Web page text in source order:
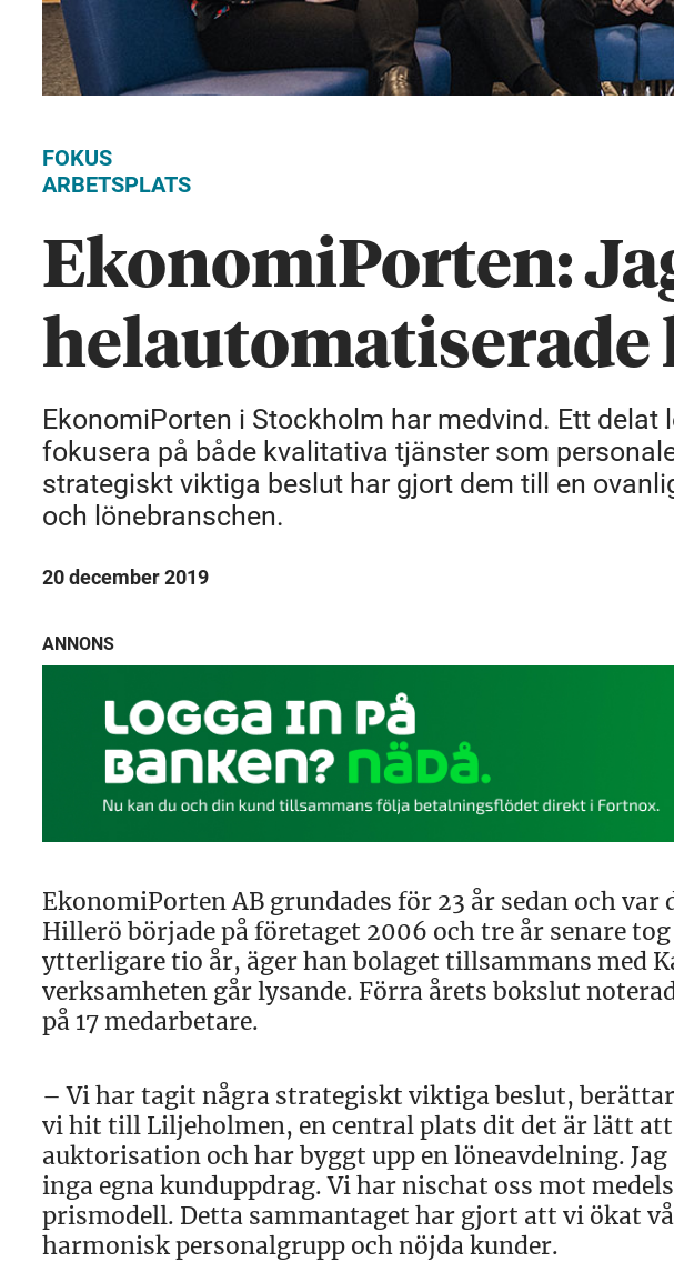
FOKUS
ARBETSPLATS
EkonomiPorten:
helautomatiserade
EkonomiPorten i Stockholm har medvind. Ett
fokusera på både kvalitativa tjänster som
strategiskt viktiga beslut har gjort dem till en
och lönebranschen.
20 december 2019
ANNONS
EkonomiPorten AB grundades för 23 år sedan och
Hillerö började på företaget 2006 och tre år senare
ytterligare tio år, äger han bolaget tillsammans med
verksamheten går lysande. Förra årets bokslut
på 17 medarbetare.
– Vi har tagit några strategiskt viktiga beslut,
vi hit till Liljeholmen, en central plats dit det är lätt
auktorisation och har byggt upp en löneavdelning.
inga egna kunduppdrag. Vi har nischat oss mot
prismodell. Detta sammantaget har gjort att vi ökat
harmonisk personalgrupp och nöjda kunder.